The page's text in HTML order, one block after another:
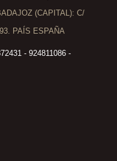
(CAPITAL): C/
PAÍS ESPAÑA
- 924811086 -